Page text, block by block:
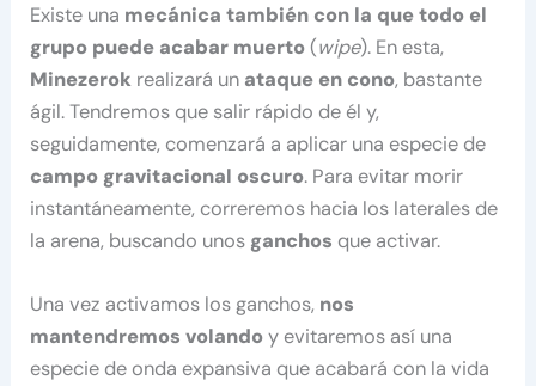
Existe una mecánica también con la que todo el
grupo puede acabar muerto(wipe). En esta,
Minezerok realizará un ataque en cono, bastante
ágil. Tendremos que salir rápido de él y,
seguidamente, comenzará a aplicar una especie de
campo gravitacional oscuro. Para evitar morir
instantáneamente, correremos hacia los laterales de
la arena, buscando unos ganchos que activar.
Una vez activamos los ganchos, nos
mantendremos volandoy evitaremos así una
especie de onda expansiva que acabará con la vida